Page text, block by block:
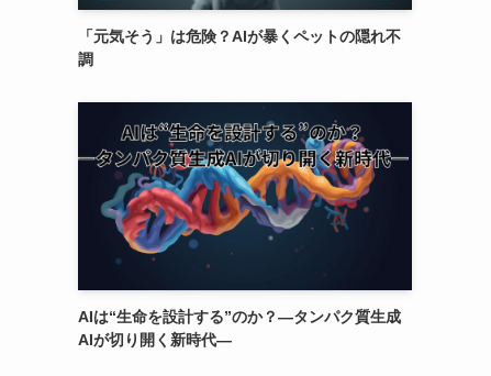
「元気そう」は危険？AIが暴くペットの隠れ不
調
AIは“生命を設計する”のか？―タンパク質生成
AIが切り開く新時代―